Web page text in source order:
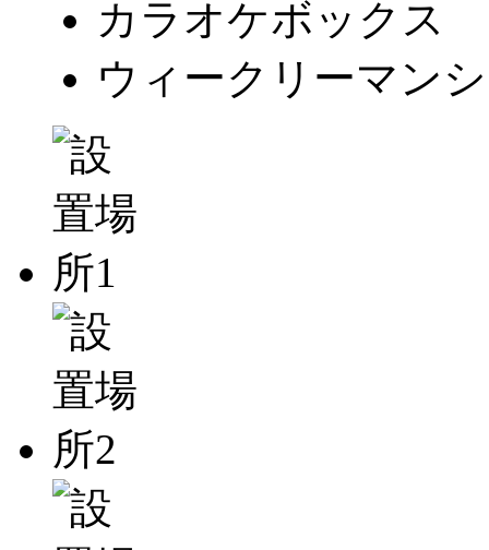
カラオケボックス
ウィークリーマン